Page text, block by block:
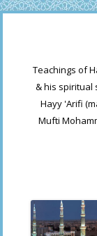
Teachings of
& his spiritual
Hayy 'Arifi
Mufti